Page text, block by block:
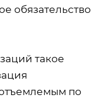
обязательство
такое
по